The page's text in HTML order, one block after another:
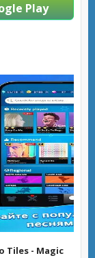
Play
Tiles - Magic